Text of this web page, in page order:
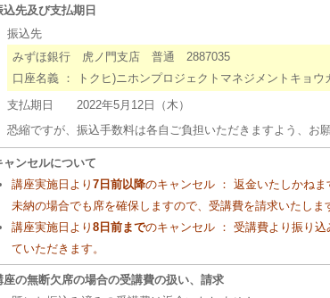
先及び支払期日
振込先
みずほ銀行 虎ノ門支店 普通 2887035
口座名義 ： トクヒ)ニホンプロジェクトマネジメントキョウ
支払期日 2022年5月12日（木）
恐縮ですが、振込手数料は各自ご負担いただきますよう、お
ンセルについて
講座実施日より 7日前以降のキャンセル ： 返金いたしかねま
未納の場合でも席を確保しますので、受講費を請求いたしま
講座実施日より 8日前までのキャンセル ： 受講費より振り
ていただきます。
の無断欠席の場合の受講費の扱い、請求